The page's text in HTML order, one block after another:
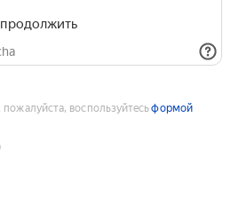
воспользуйтесьформой